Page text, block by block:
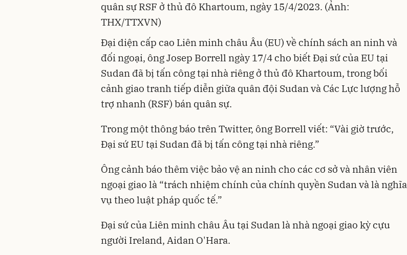
quân sự RSF ở thủ đô Khartoum, ngày 15/4/2023. (Ảnh:
THX/TTXVN)
Đại diện cấp cao Liên minh châu Âu (EU) về chính sách an ninh và
đối ngoại, ông Josep Borrell ngày 17/4 cho biết Đại sứ của EU tại
Sudan đã bị tấn công tại nhà riêng ở thủ đô Khartoum, trong bối
cảnh giao tranh tiếp diễn giữa quân đội Sudan và Các Lực lượng hỗ
trợ nhanh (RSF) bán quân sự.
Trong một thông báo trên Twitter, ông Borrell viết: “Vài giờ trước,
Đại sứ EU tại Sudan đã bị tấn công tại nhà riêng.”
Ông cảnh báo thêm việc bảo vệ an ninh cho các cơ sở và nhân viên
ngoại giao là “trách nhiệm chính của chính quyền Sudan và là nghĩa
vụ theo luật pháp quốc tế.”
Đại sứ của Liên minh châu Âu tại Sudan là nhà ngoại giao kỳ cựu
người Ireland, Aidan O'Hara.